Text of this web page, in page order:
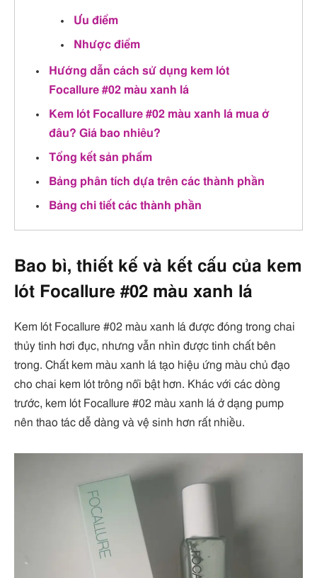
Ưu điểm
Nhược điểm
Hướng dẫn cách sử dụng kem lót
Focallure #02 màu xanh lá
Kem lót Focallure #02 màu xanh lá mua ở
đâu? Giá bao nhiêu?
Tổng kết sản phẩm
Bảng phân tích dựa trên các thành phần
Bảng chi tiết các thành phần
Bao bì, thiết kế và kết cấu của kem
lót Focallure #02 màu xanh lá
Kem lót Focallure #02 màu xanh lá được đóng trong chai
thủy tinh hơi đục, nhưng vẫn nhìn được tinh chất bên
trong. Chất kem màu xanh lá tạo hiệu ứng màu chủ đạo
cho chai kem lót trông nổi bật hơn. Khác với các dòng
trước, kem lót Focallure #02 màu xanh lá ở dạng pump
nên thao tác dễ dàng và vệ sinh hơn rất nhiều.